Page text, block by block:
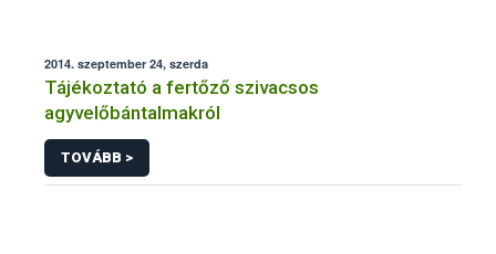
2014. szeptember 24, szerda
Tájékoztató a fertőző szivacsos
agyvelőbántalmakról
TOVÁBB >